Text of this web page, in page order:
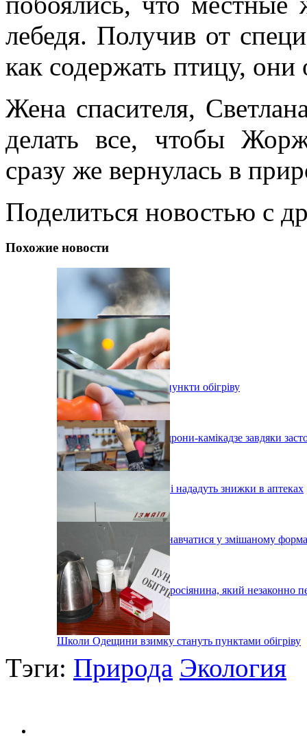
лебедя. Получив от
как содержать птицу,
Жена спасителя,
делать все, чтобы
сразу же вернулась в
Поделиться новостью с
Похожие новости
В Одесі організовують пункти обігріву
На Одещині збили два дрони-камікадзе завдяки
Одеським донорам крові нададуть знижки в аптеках
У Вілково учні можуть навчатися у змішаному
Під Ізмаїлом затримали росіянина, який незаконно
Школи Одещини взимку стануть пунктами обігріву
Тэги: Природа Экология